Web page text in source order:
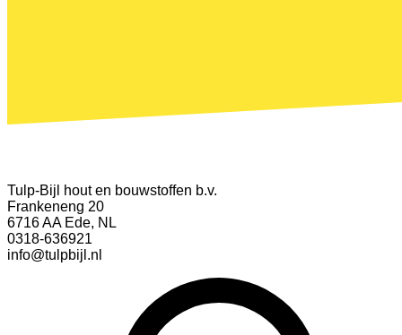
Tulp-Bijl hout en bouwstoffen b.v.
Frankeneng 20
6716 AA Ede, NL
0318-636921
info@tulpbijl.nl